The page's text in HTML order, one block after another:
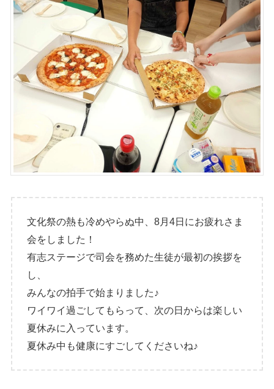
文化祭の熱も冷めやらぬ中、8月4日にお疲れさま
会をしました！
有志ステージで司会を務めた生徒が最初の挨拶を
し、
みんなの拍手で始まりました♪
ワイワイ過ごしてもらって、次の日からは楽しい
夏休みに入っています。
夏休み中も健康にすごしてくださいね♪